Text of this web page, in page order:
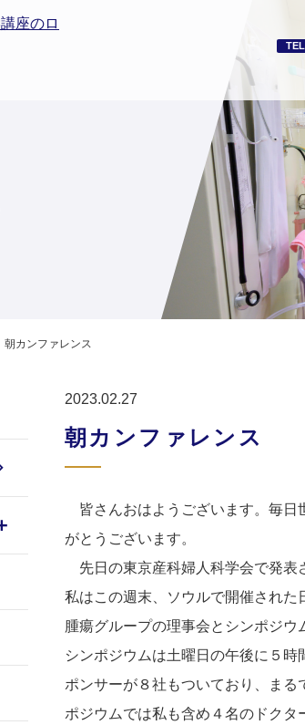
TEL
朝カンファレンス
2023.02.27
朝カンファレンス
皆さんおはようございます。毎日
がとうございます。
先日の東京産科婦人科学会で発表
私はこの週末、ソウルで開催された
腫瘍グループの理事会とシンポジウ
シンポジウムは土曜日の午後に５時
ポンサーが８社もついており、ま
ポジウムでは私も含め４名のドク